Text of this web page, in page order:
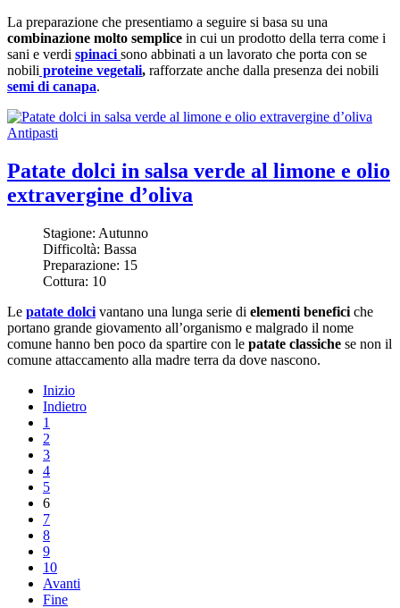
La preparazione che presentiamo a seguire si basa su una
combinazione molto semplice in cui un prodotto della terra come i
sani e verdi spinaci sono abbinati a un lavorato che porta con se
nobili proteine vegetali, rafforzate anche dalla presenza dei nobili
semi di canapa.
Antipasti
Patate dolci in salsa verde al limone e olio
extravergine d’oliva
Stagione: Autunno
Difficoltà: Bassa
Preparazione: 15
Cottura: 10
Le patate dolci vantano una lunga serie di elementi benefici che
portano grande giovamento all’organismo e malgrado il nome
comune hanno ben poco da spartire con le patate classiche se non il
comune attaccamento alla madre terra da dove nascono.
Inizio
Indietro
1
2
3
4
5
6
7
8
9
10
Avanti
Fine